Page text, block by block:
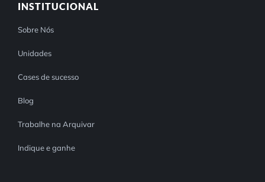
INSTITUCIONAL
Sobre Nós
Unidades
Cases de sucesso
Blog
Trabalhe na Arquivar
Indique e ganhe